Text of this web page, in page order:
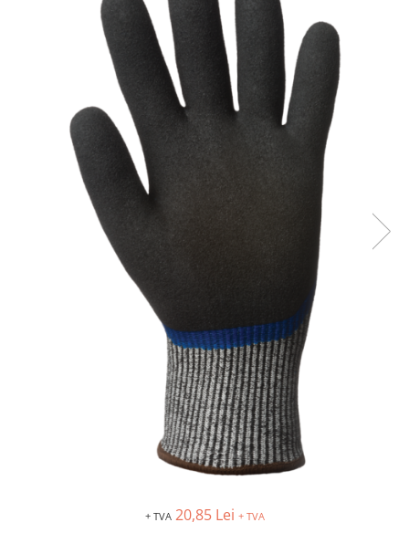
Costume | Combinezoane
Pantaloni Impermeabili
Pelerine | Jachete Impermeabile
Imbracaminte TERMOIZOLANTĂ
Jachete Termoizolante
Pantaloni Termoizolanti
Costume | Combinezoane
Termoizolante
Veste Termoizolante
Îmbrăcăminte REFLECTORIZANTĂ
Jachete reflectorizante (HI-VIS)
Pantaloni si salopete reflectorizante
Costume reflectorizante (HI-VIS)
Combinezoane Reflectorizante (HI-
Veste reflectorizante (HI-VIS)
Tricouri si bluze reflectorizante (HI-
reflectorizante (HI-VIS)+ TVA 20,85 Lei + TVA